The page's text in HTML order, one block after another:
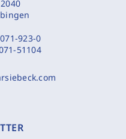
923-0
51104